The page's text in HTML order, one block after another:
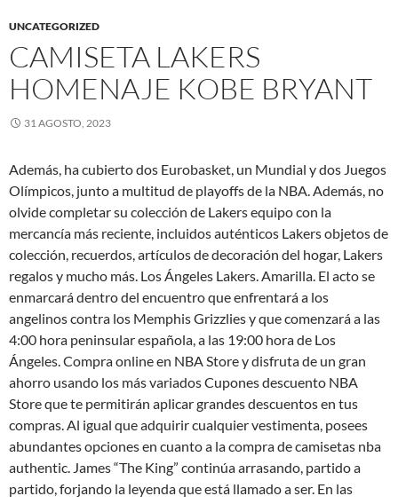
UNCATEGORIZED
CAMISETA LAKERS
HOMENAJE KOBE BRYANT
31 AGOSTO, 2023
Además, ha cubierto dos Eurobasket, un Mundial y dos Juegos
Olímpicos, junto a multitud de playoffs de la NBA. Además, no
olvide completar su colección de Lakers equipo con la
mercancía más reciente, incluidos auténticos Lakers objetos de
colección, recuerdos, artículos de decoración del hogar, Lakers
regalos y mucho más. Los Ángeles Lakers. Amarilla. El acto se
enmarcará dentro del encuentro que enfrentará a los
angelinos contra los Memphis Grizzlies y que comenzará a las
4:00 hora peninsular española, a las 19:00 hora de Los
Ángeles. Compra online en NBA Store y disfruta de un gran
ahorro usando los más variados Cupones descuento NBA
Store que te permitirán aplicar grandes descuentos en tus
compras. Al igual que adquirir cualquier vestimenta, posees
abundantes opciones en cuanto a la compra de camisetas nba
authentic. James “The King” continúa arrasando, partido a
partido, forjando la leyenda que está llamado a ser. En las